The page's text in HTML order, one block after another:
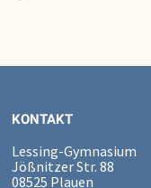
KONTAKT
Lessing-Gymnasium
Jößnitzer Str. 88
08525 Plauen